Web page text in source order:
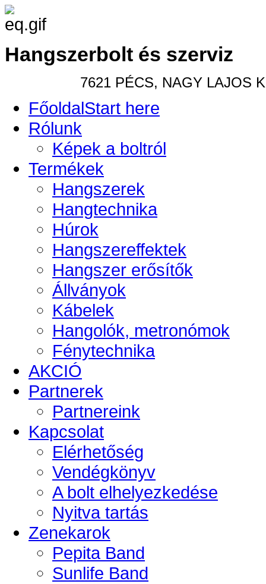
Hangszerbolt és szerviz
7621 PÉCS, NAGY LAJOS
FőoldalStart here
Rólunk
Képek a boltról
Termékek
Hangszerek
Hangtechnika
Húrok
Hangszereffektek
Hangszer erősítők
Állványok
Kábelek
Hangolók, metronómok
Fénytechnika
AKCIÓ
Partnerek
Partnereink
Kapcsolat
Elérhetőség
Vendégkönyv
A bolt elhelyezkedése
Nyitva tartás
Zenekarok
Pepita Band
Sunlife Band